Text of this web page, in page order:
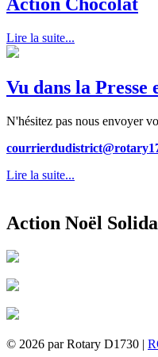
Action Chocolat
Lire la suite...
Vu dans la Presse
N'hésitez pas nous envoyer
Lire la suite...
Action Noël
© 2026 par Rotary D1730 |